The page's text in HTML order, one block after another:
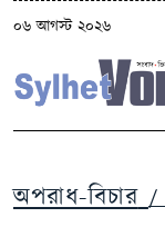
০৬ আগস্ট ২০২৬
অপরাধ-বিচার /